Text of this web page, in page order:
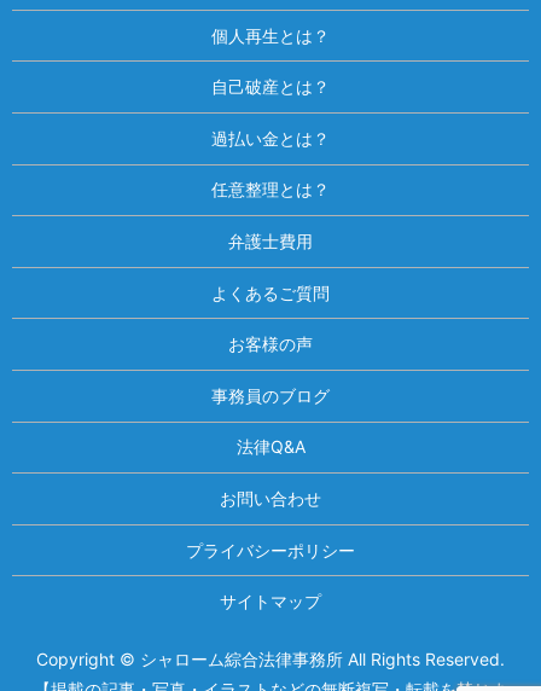
相談は何度でも無料！
電話受付 9:00~22:00
個人再生とは？
自己破産とは？
過払い金とは？
任意整理とは？
弁護士費用
よくあるご質問
お客様の声
事務員のブログ
法律Q&A
お問い合わせ
プライバシーポリシー
サイトマップ
Copyright © シャローム綜合法律事務所 All Rights Reserved.